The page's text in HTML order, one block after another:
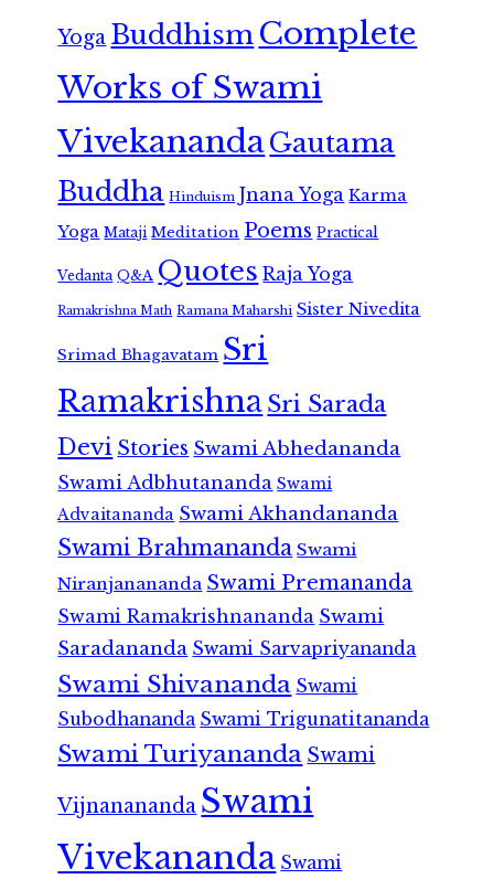
Yoga Buddhism Complete
Works of Swami
VivekanandaGautama
Buddha Hinduism Jnana Yoga Karma
Yoga Mataji Meditation Poems Practical
Vedanta Q&A Quotes Raja Yoga
Ramakrishna Math Ramana Maharshi Sister Nivedita
Srimad Bhagavatam Sri
RamakrishnaSri Sarada
Devi Stories Swami Abhedananda
Swami Adbhutananda Swami
Advaitananda Swami Akhandananda
Swami Brahmananda Swami
Niranjanananda Swami Premananda
Swami Ramakrishnananda Swami
Saradananda Swami Sarvapriyananda
Swami Shivananda Swami
Subodhananda Swami Trigunatitananda
Swami Turiyananda Swami
Vijnanananda Swami
Vivekananda Swami